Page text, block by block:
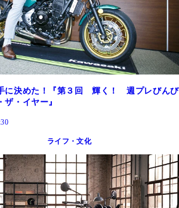
に決めた！『第３回 輝く！ 週プレびんび
ザ・イヤー』
ライフ・文化